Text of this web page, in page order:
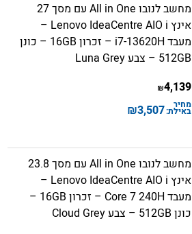
מחשב לנובו All in One עם מסך 27
אינץ Lenovo IdeaCentre AIO i –
מעבד i7-13620H – זכרון 16GB – כונן
512GB – צבע Luna Grey
4,139
₪
מחיר
באילת:3,507
₪
מחשב לנובו All in One עם מסך 23.8
אינץ Lenovo IdeaCentre AIO i –
מעבד Core 7 240H – זכרון 16GB –
כונן 512GB – צבע Cloud Grey